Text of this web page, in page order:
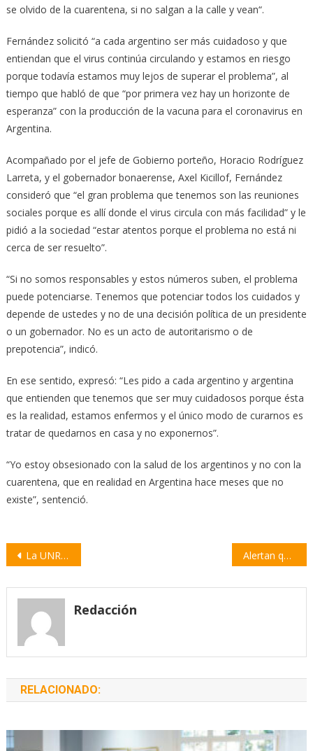
se olvido de la cuarentena, si no salgan a la calle y vean“.
Fernández solicitó “a cada argentino ser más cuidadoso y que
entiendan que el virus continúa circulando y estamos en riesgo
porque todavía estamos muy lejos de superar el problema”, al
tiempo que habló de que “por primera vez hay un horizonte de
esperanza” con la producción de la vacuna para el coronavirus en
Argentina.
Acompañado por el jefe de Gobierno porteño, Horacio Rodríguez
Larreta, y el gobernador bonaerense, Axel Kicillof, Fernández
consideró que “el gran problema que tenemos son las reuniones
sociales porque es allí donde el virus circula con más facilidad” y le
pidió a la sociedad “estar atentos porque el problema no está ni
cerca de ser resuelto”.
“Si no somos responsables y estos números suben, el problema
puede potenciarse. Tenemos que potenciar todos los cuidados y
depende de ustedes y no de una decisión política de un presidente
o un gobernador. No es un acto de autoritarismo o de
prepotencia”, indicó.
En ese sentido, expresó: “Les pido a cada argentino y argentina
que entienden que tenemos que ser muy cuidadosos porque ésta
es la realidad, estamos enfermos y el único modo de curarnos es
tratar de quedarnos en casa y no exponernos”.
“Yo estoy obsesionado con la salud de los argentinos y no con la
cuarentena, que en realidad en Argentina hace meses que no
existe”, sentenció.
Navegación
entradas
La UNR inauguró el Patio Histórico de la Facultad de Humanidades y Artes Alertan que el riesgo de colapso es por la posible falta de personal
Redacción
RELACIONADO: